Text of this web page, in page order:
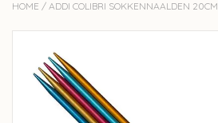
workshops
Cadeaubon
HOME / ADDI COLIBRI SOKKENNAALDEN 20CM